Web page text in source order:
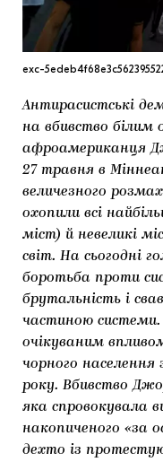
CARPATHIAN
exc-
Антирасистські
на вбивство білим
афроамериканця
27 травня в
величезного
охопили всі
міст) й невеликі
світ. На сьогодні
боротьба проти
брутальність і
частиною
очікуваним
чорного населення
року. Вбивство
яка спровокувала
накопиченого «за
дехто із